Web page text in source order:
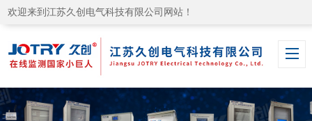
欢迎来到江苏久创电气科技有限公司网站！